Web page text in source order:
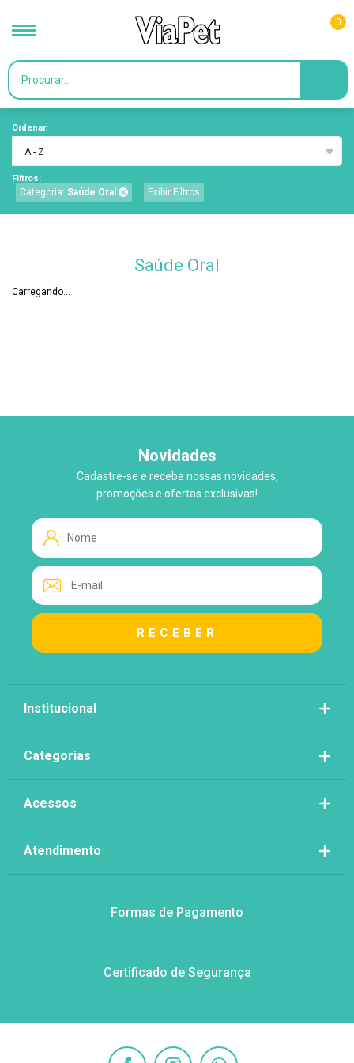
0
Ordenar:
A - Z
Filtros:
Categoria: Saúde Oral Exibir Filtros
Saúde Oral
Carregando...
Novidades
Cadastre-se e receba nossas novidades,
promoções e ofertas exclusivas!
Institucional
Categorias
Acessos
Atendimento
Formas de Pagamento
Certificado de Segurança
WhatsApp
Tire suas Dúvidas!
Lo Loja